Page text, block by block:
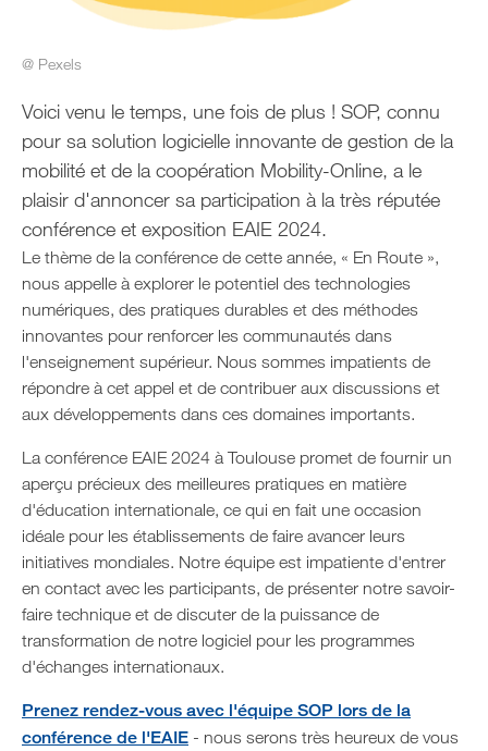
@ Pexels
Voici venu le temps, une fois de plus ! SOP, connu
pour sa solution logicielle innovante de gestion de la
mobilité et de la coopération Mobility-Online, a le
plaisir d'annoncer sa participation à la très réputée
conférence et exposition EAIE 2024.
Le thème de la conférence de cette année, « En Route »,
nous appelle à explorer le potentiel des technologies
numériques, des pratiques durables et des méthodes
innovantes pour renforcer les communautés dans
l'enseignement supérieur. Nous sommes impatients de
répondre à cet appel et de contribuer aux discussions et
aux développements dans ces domaines importants.
La conférence EAIE 2024 à Toulouse promet de fournir un
aperçu précieux des meilleures pratiques en matière
d'éducation internationale, ce qui en fait une occasion
idéale pour les établissements de faire avancer leurs
initiatives mondiales. Notre équipe est impatiente d'entrer
en contact avec les participants, de présenter notre savoir-
faire technique et de discuter de la puissance de
transformation de notre logiciel pour les programmes
d'échanges internationaux.
Prenez rendez-vous avec l'équipe SOP lors de la
conférence de l'EAIE - nous serons très heureux de vous